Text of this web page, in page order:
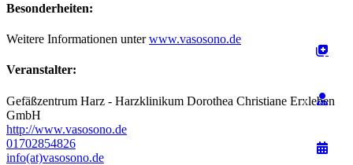
Besonderheiten:
Weitere Informationen unterwww.vasosono.de
Veranstalter:
Gefäßzentrum Harz - Harzklinikum Dorothea Christiane Erxleben
GmbH
http://www.vasosono.de
01702854826
info(at)vasosono.de